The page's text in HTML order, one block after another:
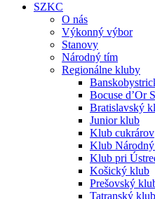
SZKC
O nás
Výkonný výbor
Stanovy
Národný tím
Regionálne kluby
Bocuse d’Or
Bratislavský
Junior klub
Klub cukrárov
Klub
Klub pri
Košický klub
Prešovský
Tatranský klub